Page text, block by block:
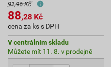
91,96 Kč
88,28 Kč
cena za ks s DPH
V centrálním skladu
Můžete mít 11. 8. v prodejně